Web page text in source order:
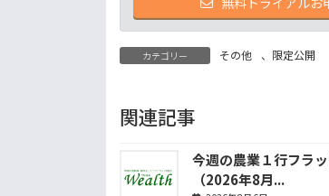
カテゴリー その他 、 限定公開
関連記事
今週の農業１行フラ
（2026年8月...